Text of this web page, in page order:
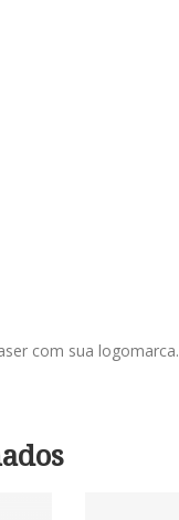
com sua logomarca.